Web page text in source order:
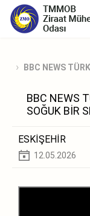
BBC NEWS
BBC NEWS
SOĞUK BİR
ESKİŞEHİR
12.05.2026